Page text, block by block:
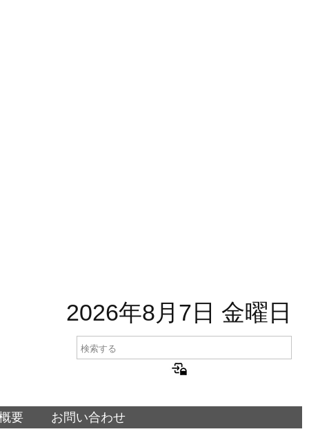
2026年8月7日 金曜日
要 お問い合わせ